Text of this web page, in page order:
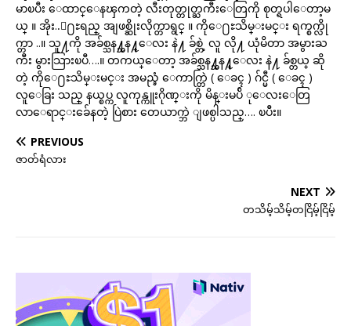
မာၿပီး ေထာင္ေနၾကတဲ့ လီးတုတ္တုတ္ႀကီးေတြကို စုတ္ရပါေတာ့မ
ယ္ ။ အိုး..ေ႐ႊရည္ အျဖစ္ဆိုးလိုက္တာရွင္ ။ ကိုေ႐ႊသိမ္းမင္း ရက္စက္လို
က္တာ ..။ သူ႔ကို အခ်စ္သန႔္သန႔္ေလး နဲ႔ ခ်စ္တဲ့ လူ လို႔ ယုံမိတာ အမွားႀ
ကီး မွားသြားၿပီ….။ တကယ္ေတာ့ အခ်စ္သန႔္သန႔္ေလး နဲ႔ ခ်စ္တယ္ ဆို
တဲ့ ကိုေ႐ႊသိမ္းမင္း အမည္ခံ ေကာက္တြဲ ( ေခၚ ) ဂ်င္မီ ( ေခၚ )
လူေခြး သည္ နယ္စပ္က လူကုန္ကူးဂိုဏ္းကို မိန္းမပ်ိ ုေလးေတြ
လာေရာင္းခ်ေနတဲ့ ပြဲစား တေယာက္ဘဲ ျဖစ္ပါသည္…. ၿပီး။
PREVIOUS
ဇာတ်ရံလား
NEXT
တသိမ့်သိမ့်တငြိမ့်ငြိမ့်